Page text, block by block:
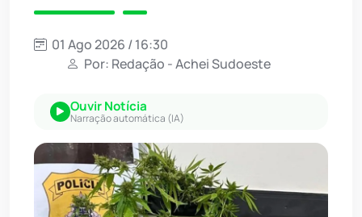
01 Ago 2026 / 16:30
Por: Redação - Achei Sudoeste
Ouvir Notícia
Narração automática (IA)